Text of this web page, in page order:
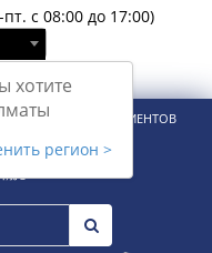
с 08:00 до 17:00)
хотите
регион >
КЛИЕНТОВ